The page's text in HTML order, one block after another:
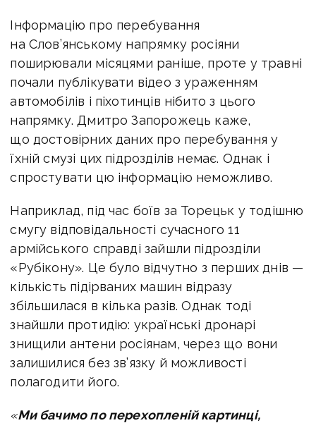
Інформацію про перебування
на Слов’янському напрямку росіяни
поширювали місяцями раніше, проте у травні
почали публікувати відео з ураженням
автомобілів і піхотинців нібито з цього
напрямку. Дмитро Запорожець каже,
що достовірних даних про перебування у
їхній смузі цих підрозділів немає. Однак і
спростувати цю інформацію неможливо.
Наприклад, під час боїв за Торецьк у тодішню
смугу відповідальності сучасного 11
армійського справді зайшли підрозділи
«Рубікону». Це було відчутно з перших днів —
кількість підірваних машин відразу
збільшилася в кілька разів. Однак тоді
знайшли протидію: українські дронарі
знищили антени росіянам, через що вони
залишилися без зв’язку й можливості
полагодити його.
«Ми бачимо по перехопленій картинці,